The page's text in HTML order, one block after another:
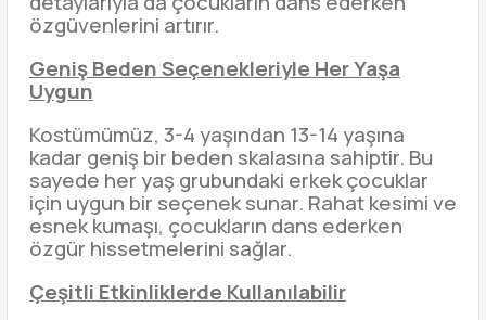
özgüvenlerini artırır.
Geniş Beden Seçenekleriyle Her Yaşa
Uygun
Kostümümüz, 3-4 yaşından 13-14 yaşına
kadar geniş bir beden skalasına sahiptir. Bu
sayede her yaş grubundaki erkek çocuklar
için uygun bir seçenek sunar. Rahat kesimi ve
esnek kumaşı, çocukların dans ederken
özgür hissetmelerini sağlar.
Çeşitli Etkinliklerde Kullanılabilir